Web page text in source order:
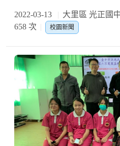
2022-03-13 大里區 光正國
658 次
校園新聞